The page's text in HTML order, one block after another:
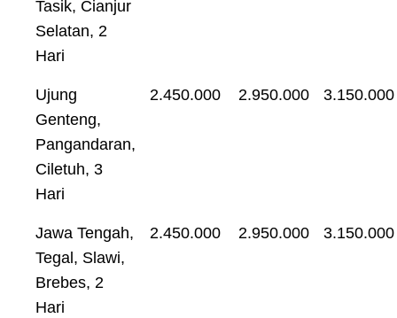
Tasik, Cianjur
Selatan, 2
Hari
Ujung
Genteng,
Pangandaran,
Ciletuh, 3
Hari
2.450.000 2.950.000 3.150.000
Jawa Tengah,
Tegal, Slawi,
Brebes, 2
Hari
2.450.000 2.950.000 3.150.000